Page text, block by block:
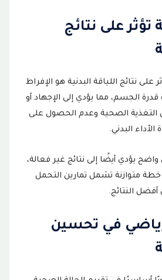
على نتائج
على نتائج اللياقة البدنية هو الإفراط
قدرة الجسم، مما يؤدي إلى الإجهاد أو
التغذية الصحية وعدم الحصول على
البدني.
واضح يؤدي أيضًا إلى نتائج غير فعالة،
متوازنة تشمل تمارين التحمل
أفضل النتائج.
في تحسين